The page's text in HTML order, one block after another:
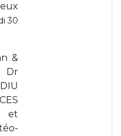
30
&
Dr
et